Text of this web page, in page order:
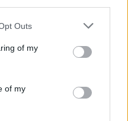
uses one or more Google
You may click to
its third-party tags to
purposes in below Google
Outs
of my
of my